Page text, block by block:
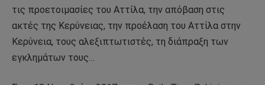
τις προετοιμασίες του Αττίλα, την απόβαση στις
ακτές της Κερύνειας, την προέλαση του Αττίλα στην
Κερύνεια, τους αλεξιπτωτιστές, τη διάπραξη των
εγκλημάτων τους…